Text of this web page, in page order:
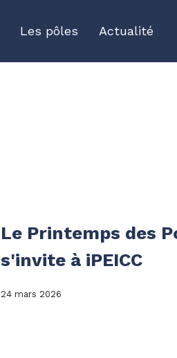
Les pôles Actualité
Le Printemps des
s'invite à iPEICC
24 mars 2026